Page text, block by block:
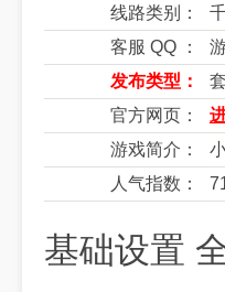
线路类别：
客服 QQ ：
发布类型：
官方网页：
游戏简介：
人气指数：
基础设置